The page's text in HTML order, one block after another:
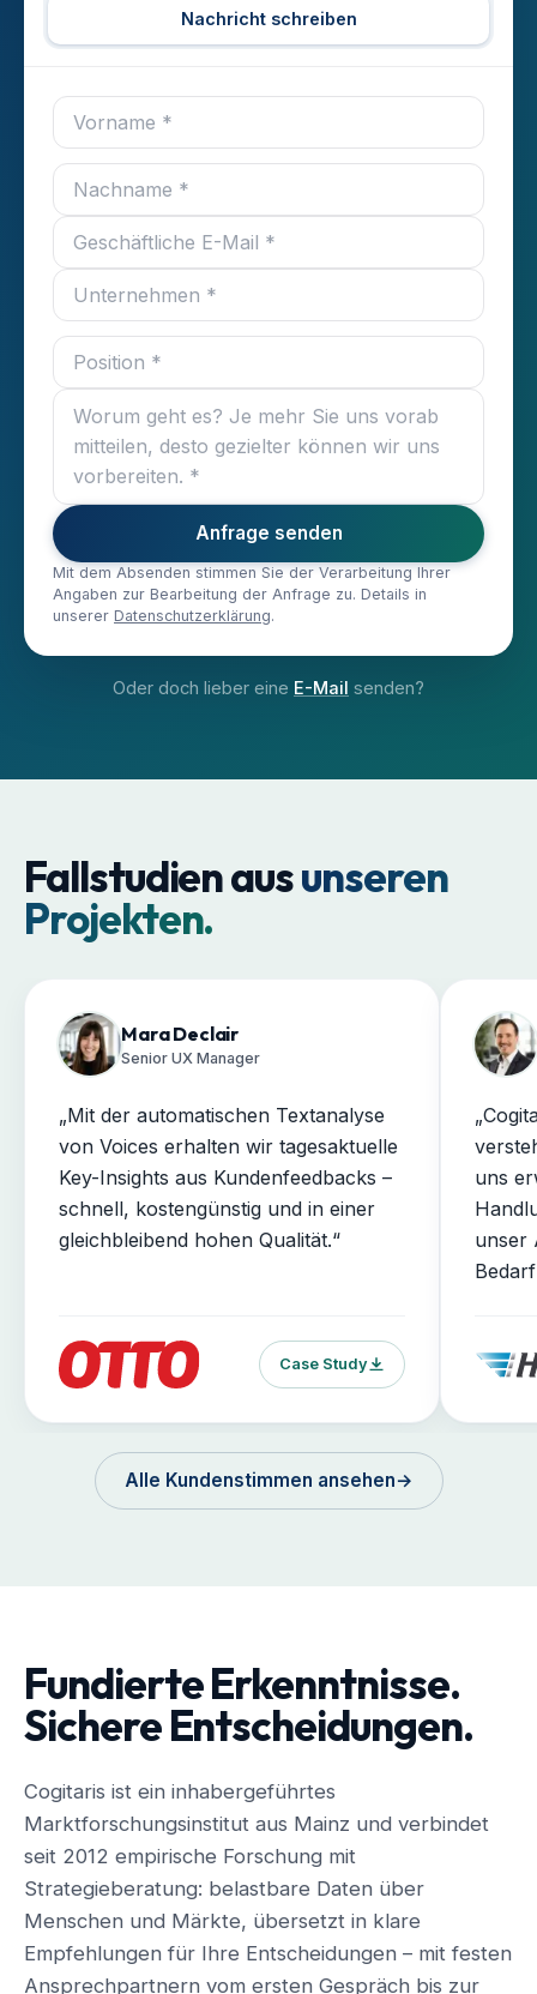
Nachricht schreiben
Vorname *
Nachname *
Geschäftliche E-Mail *
Unternehmen *
Position *
Ihre Nachricht *
Anfrage senden
Mit dem Absenden stimmen Sie der Verarbeitung Ihrer
Angaben zur Bearbeitung der Anfrage zu. Details in
unserer Datenschutzerklärung.
Oder doch lieber eine E-Mail senden?
Fallstudien ausunseren
Projekten.
Mara Declair
Senior UX Manager
„Mit der automatischen Textanalyse
von Voices erhalten wir tagesaktuelle
Key-Insights aus Kundenfeedbacks –
schnell, kostengünstig und in einer
gleichbleibend hohen Qualität.“
Case Study
„
uns
unser
Alle Kundenstimmen ansehen→
Fundierte Erkenntnisse.
Sichere Entscheidungen.
Cogitaris ist ein inhabergeführtes
Marktforschungsinstitut aus Mainz und verbindet
seit 2012 empirische Forschung mit
Strategieberatung: belastbare Daten über
Menschen und Märkte, übersetzt in klare
Empfehlungen für Ihre Entscheidungen – mit festen
Ansprechpartnern vom ersten Gespräch bis zur